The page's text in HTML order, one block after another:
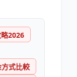
2026
式比較